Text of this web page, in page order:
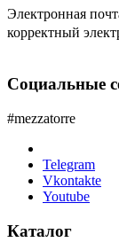
Электронная
корректный
Социальные
#mezzatorre
Telegram
Vkontakte
Youtube
Каталог